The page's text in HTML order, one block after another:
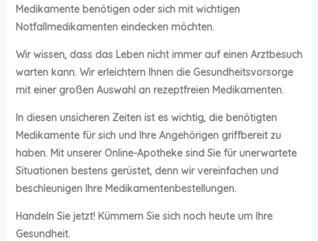
Medikamente benötigen oder sich mit wichtigen
Notfallmedikamenten eindecken möchten.
Wir wissen, dass das Leben nicht immer auf einen Arztbesuch
warten kann. Wir erleichtern Ihnen die Gesundheitsvorsorge
mit einer großen Auswahl an rezeptfreien Medikamenten.
In diesen unsicheren Zeiten ist es wichtig, die benötigten
Medikamente für sich und Ihre Angehörigen griffbereit zu
haben. Mit unserer Online-Apotheke sind Sie für unerwartete
Situationen bestens gerüstet, denn wir vereinfachen und
beschleunigen Ihre Medikamentenbestellungen.
Handeln Sie jetzt! Kümmern Sie sich noch heute um Ihre
Gesundheit.